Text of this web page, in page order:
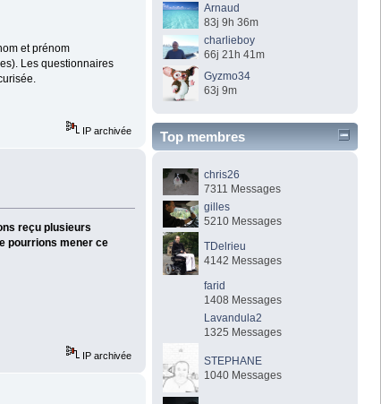
et prénom
Les questionnaires
IP archivée
reçu plusieurs
pourrions mener ce
IP archivée
Arnaud
83j 9h 36m
charlieboy
66j 21h 41m
Gyzmo34
63j 9m
Top membres
chris26
7311 Messages
gilles
5210 Messages
TDelrieu
4142 Messages
farid
1408 Messages
Lavandula2
1325 Messages
STEPHANE
1040 Messages